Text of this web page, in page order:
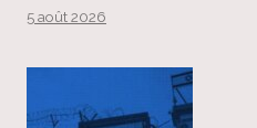
5 août 2026